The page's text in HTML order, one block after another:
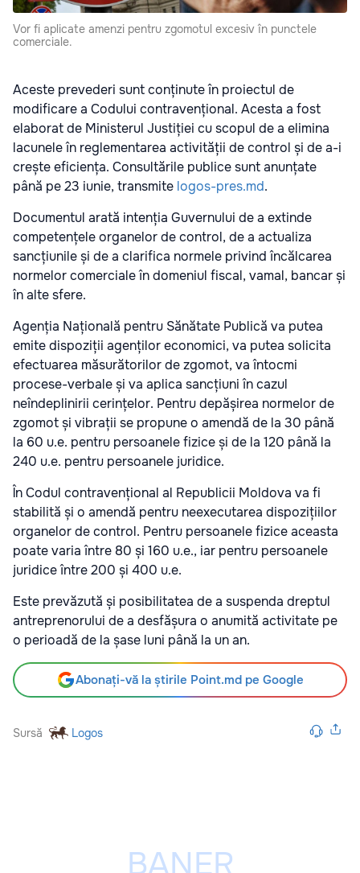
Vor fi aplicate amenzi pentru zgomotul excesiv în punctele
comerciale.
Aceste prevederi sunt conținute în proiectul de
modificare a Codului contravențional. Acesta a fost
elaborat de Ministerul Justiției cu scopul de a elimina
lacunele în reglementarea activității de control și de a-i
crește eficiența. Consultările publice sunt anunțate
până pe 23 iunie, transmite logos-pres.md.
Documentul arată intenția Guvernului de a extinde
competențele organelor de control, de a actualiza
sancțiunile și de a clarifica normele privind încălcarea
normelor comerciale în domeniul fiscal, vamal, bancar și
în alte sfere.
Agenția Națională pentru Sănătate Publică va putea
emite dispoziții agenților economici, va putea solicita
efectuarea măsurătorilor de zgomot, va întocmi
procese-verbale și va aplica sancțiuni în cazul
neîndeplinirii cerințelor. Pentru depășirea normelor de
zgomot și vibrații se propune o amendă de la 30 până
la 60 u.e. pentru persoanele fizice și de la 120 până la
240 u.e. pentru persoanele juridice.
În Codul contravențional al Republicii Moldova va fi
stabilită și o amendă pentru neexecutarea dispozițiilor
organelor de control. Pentru persoanele fizice aceasta
poate varia între 80 și 160 u.e., iar pentru persoanele
juridice între 200 și 400 u.e.
Este prevăzută și posibilitatea de a suspenda dreptul
antreprenorului de a desfășura o anumită activitate pe
o perioadă de la șase luni până la un an.
Abonați-vă la știrile Point.md pe Google
Sursă Logos